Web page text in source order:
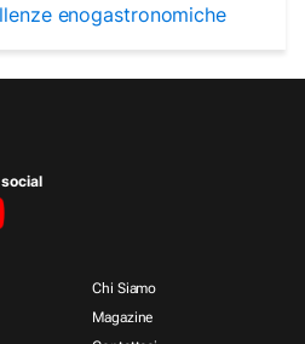
enogastronomiche
Chi Siamo
Magazine